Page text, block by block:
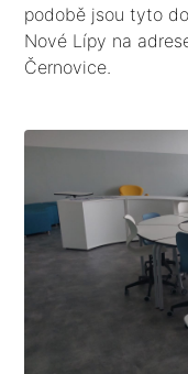
podobě jsou tyto
Nové Lípy na
Černovice.